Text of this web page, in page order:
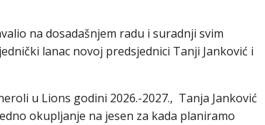
na dosadašnjem radu i suradnji svim
lanac novoj predsjednici Tanji Janković i
u Lions godini 2026.-2027., Tanja Janković
okupljanje na jesen za kada planiramo